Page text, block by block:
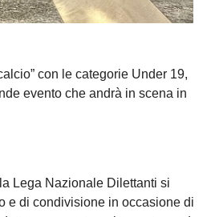
con le categorie Under 19,
evento che andrà in scena in
Lega Nazionale Dilettanti si
e di condivisione in occasione di